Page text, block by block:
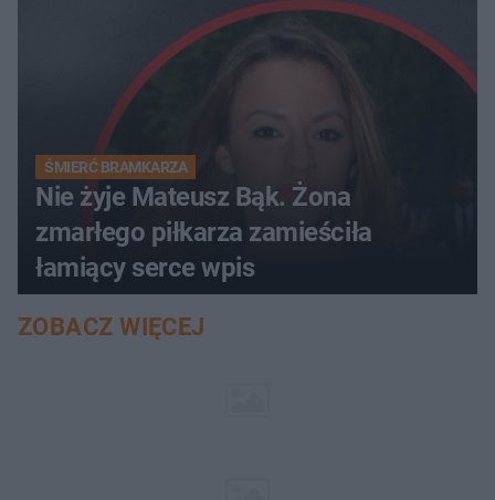
ŚMIERĆ BRAMKARZA
Nie żyje Mateusz Bąk. Żona
zmarłego piłkarza zamieściła
łamiący serce wpis
ZOBACZ WIĘCEJ